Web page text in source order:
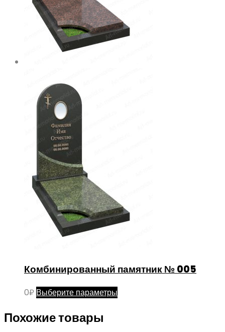
Комбинированный памятник № 005
0₽ Выберите параметры
Похожие товары